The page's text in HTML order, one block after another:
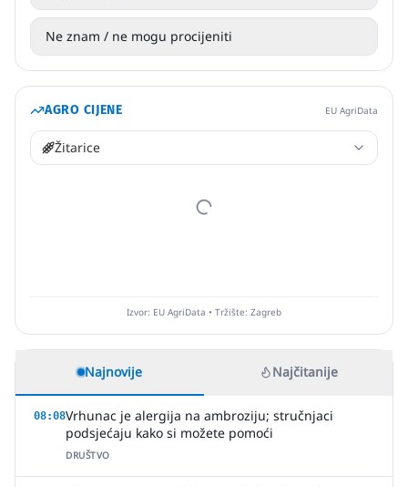
Ne znam / ne mogu procijeniti
AGRO CIJENE EU AgriData
Žitarice
Izvor: EU AgriData • Tržište: Zagreb
Najnovije Najčitanije
08:08Vrhunac je alergija na ambroziju; stručnjaci
podsjećaju kako si možete pomoći
DRUŠTVO